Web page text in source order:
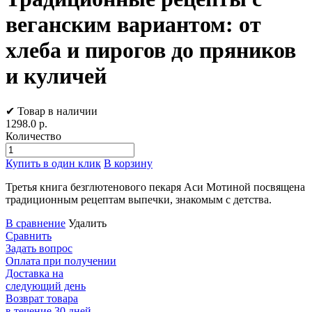
веганским вариантом: от
хлеба и пирогов до пряников
и куличей
✔ Товар в наличии
1298.0 р.
Количество
Купить в один клик В корзину
Третья книга безглютенового пекаря Аси Мотиной посвящена
традиционным рецептам выпечки, знакомым с детства.
В сравнение Удалить
Сравнить
Задать вопрос
Оплата при получении
Доставка на
следующий день
Возврат товара